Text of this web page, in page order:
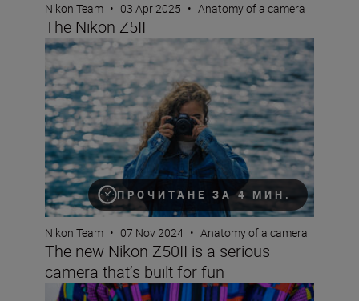
Nikon Team • 03 Apr 2025 • Anatomy of a camera
The Nikon Z5II
ПРОЧИТАНЕ ЗА 4 МИН.
The new Nikon Z50II is a serious camera that’s built for
Nikon Team • 07 Nov 2024 • Anatomy of a camera
The new Nikon Z50II is a serious
camera that’s built for fun
Stills or video, the Nikon Z6III is the partner you’ve